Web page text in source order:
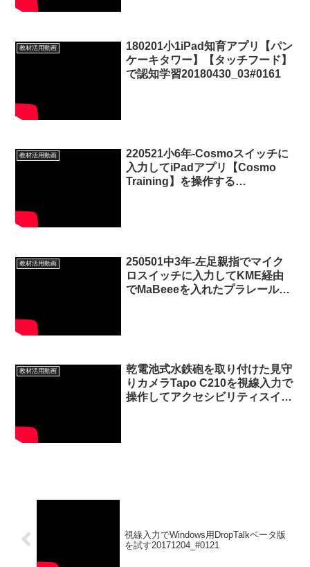
教材活用動画
180201小1iPad知育アプリ【パン
ケーキタワー】【タッチフード】
で認知学習20180430_03#0161
教材活用動画
220521小6年-Cosmoスイッチに
入力してiPadアプリ【Cosmo
Training】を操作する
教材活用動画
250501中3年-左足親指でマイク
ロスイッチに入力してKME経由
でMaBeeeを入れたプラレール新
教材活用動画
乾電池式水鉄砲を取り付けた見守
りカメラTapo C210を視線入力で
操作してアクセシビリティスイッ
視線入力でWindows用DropTalkベータ版
を試す20171204_#0121